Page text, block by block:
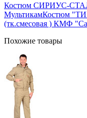
Костюм СИРИУС-
МультикамКостюм
(тк.смесовая ) КМФ
Похожие товары